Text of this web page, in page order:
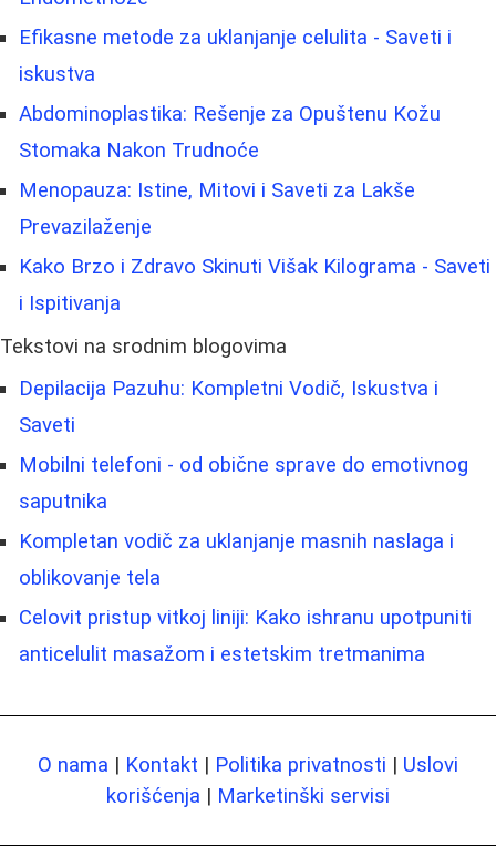
Efikasne metode za uklanjanje celulita - Saveti i
iskustva
Abdominoplastika: Rešenje za Opuštenu Kožu
Stomaka Nakon Trudnoće
Menopauza: Istine, Mitovi i Saveti za Lakše
Prevazilaženje
Kako Brzo i Zdravo Skinuti Višak Kilograma - Saveti
i Ispitivanja
Tekstovi na srodnim blogovima
Depilacija Pazuhu: Kompletni Vodič, Iskustva i
Saveti
Mobilni telefoni - od obične sprave do emotivnog
saputnika
Kompletan vodič za uklanjanje masnih naslaga i
oblikovanje tela
Celovit pristup vitkoj liniji: Kako ishranu upotpuniti
anticelulit masažom i estetskim tretmanima
O nama | Kontakt | Politika privatnosti | Uslovi
korišćenja | Marketinški servisi